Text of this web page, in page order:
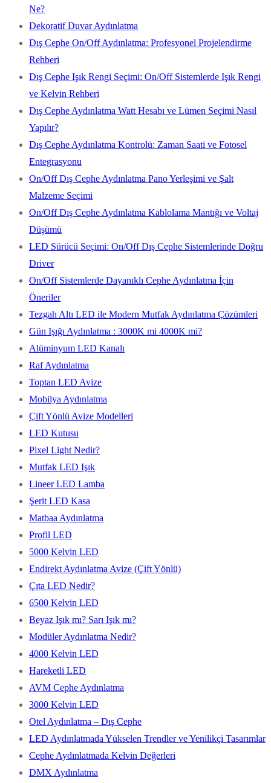
Ne?
Dekoratif Duvar Aydınlatma
Dış Cephe On/Off Aydınlatma: Profesyonel Projelendirme
Rehberi
Dış Cephe Işık Rengi Seçimi: On/Off Sistemlerde Işık Rengi
ve Kelvin Rehberi
Dış Cephe Aydınlatma Watt Hesabı ve Lümen Seçimi Nasıl
Yapılır?
Dış Cephe Aydınlatma Kontrolü: Zaman Saati ve Fotosel
Entegrasyonu
On/Off Dış Cephe Aydınlatma Pano Yerleşimi ve Şalt
Malzeme Seçimi
On/Off Dış Cephe Aydınlatma Kablolama Mantığı ve Voltaj
Düşümü
LED Sürücü Seçimi: On/Off Dış Cephe Sistemlerinde Doğru
Driver
On/Off Sistemlerde Dayanıklı Cephe Aydınlatma İçin
Öneriler
Tezgah Altı LED ile Modern Mutfak Aydınlatma Çözümleri
Gün Işığı Aydınlatma : 3000K mi 4000K mi?
Alüminyum LED Kanalı
Raf Aydınlatma
Toptan LED Avize
Mobilya Aydınlatma
Çift Yönlü Avize Modelleri
LED Kutusu
Pixel Light Nedir?
Mutfak LED Işık
Lineer LED Lamba
Şerit LED Kasa
Matbaa Aydınlatma
Profil LED
5000 Kelvin LED
Endirekt Aydınlatma Avize (Çift Yönlü)
Çıta LED Nedir?
6500 Kelvin LED
Beyaz Işık mı? Sarı Işık mı?
Modüler Aydınlatma Nedir?
4000 Kelvin LED
Hareketli LED
AVM Cephe Aydınlatma
3000 Kelvin LED
Otel Aydınlatma – Dış Cephe
LED Aydınlatmada Yükselen Trendler ve Yenilikçi Tasarımlar
Cephe Aydınlatmada Kelvin Değerleri
DMX Aydınlatma